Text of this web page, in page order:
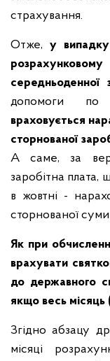
страхування.
Отже, у
середньоденної
допомоги по
враховується
сторнованої
А саме, за
заробітна плата,
в жовтні -
сторнованої
Як при
врахувати
до державного
якщо весь місяць
Згідно абзацу
місяці